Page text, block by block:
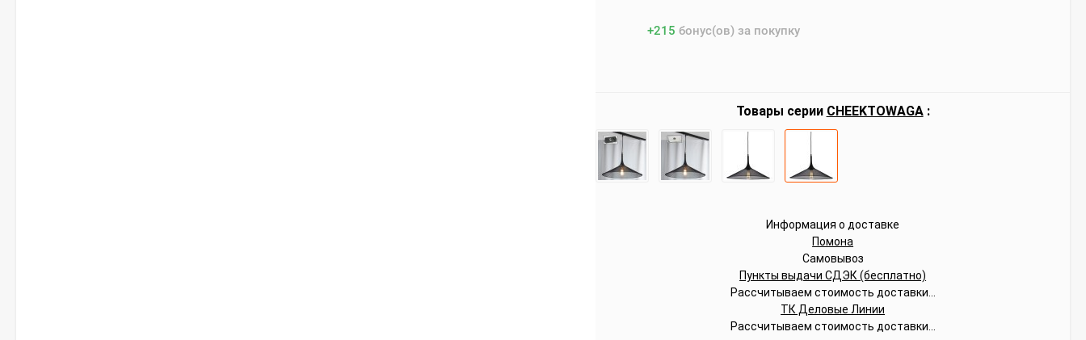
+215 бонус(ов) за покупку
Товары серии CHEEKTOWAGA:
Информация о доставке
Помона
Самовывоз
Пункты выдачи СДЭК (бесплатно)
Рассчитываем стоимость доставки...
ТК Деловые Линии
Рассчитываем стоимость доставки...